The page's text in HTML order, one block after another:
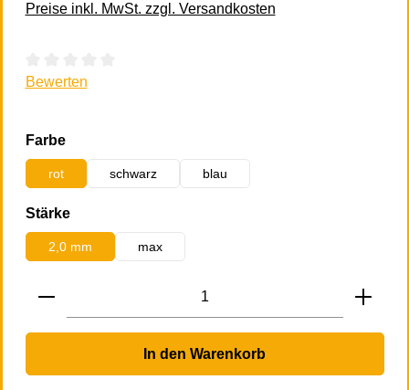
Preise inkl. MwSt. zzgl. Versandkosten
Durchschnittliche Bewertung von 0 von 5 Sternen
Bewerten
Farbeauswählen
rot schwarz blau
Stärkeauswählen
2,0 mm max
Produkt Anzahl: Gib den gewünschten
In den Warenkorb